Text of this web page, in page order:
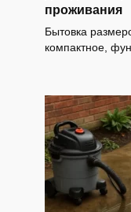
проживания
Бытовка
компактное,